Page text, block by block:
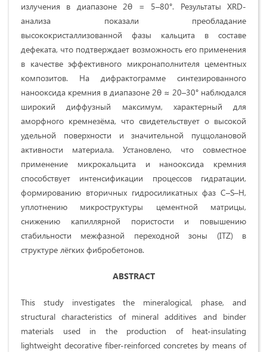
излучения в диапазоне 2θ = 5–80°. Результаты XRD-
анализа показали преобладание
высококристаллизованной фазы кальцита в составе
дефеката, что подтверждает возможность его применения
в качестве эффективного микронаполнителя цементных
композитов. На дифрактограмме синтезированного
нанооксида кремния в диапазоне 2θ ≈ 20–30° наблюдался
широкий диффузный максимум, характерный для
аморфного кремнезёма, что свидетельствует о высокой
удельной поверхности и значительной пуццолановой
активности материала. Установлено, что совместное
применение микрокальцита и нанооксида кремния
способствует интенсификации процессов гидратации,
формированию вторичных гидросиликатных фаз C–S–H,
уплотнению микроструктуры цементной матрицы,
снижению капиллярной пористости и повышению
стабильности межфазной переходной зоны (ITZ) в
структуре лёгких фибробетонов.
ABSTRACT
This study investigates the mineralogical, phase, and
structural characteristics of mineral additives and binder
materials used in the production of heat-insulating
lightweight decorative fiber-reinforced concretes by means of